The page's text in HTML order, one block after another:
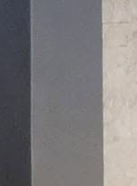
Svetici